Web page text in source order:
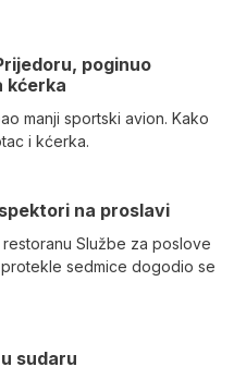
poginuo
kćerka
manji sportski avion. Kako
i kćerka.
na proslavi
Službe za poslove
sedmice dogodio se
sudaru